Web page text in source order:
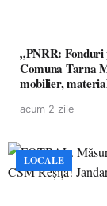
„PNRR:
Comuna Tarna
mobilier,
acum 2 zile
LOCALE